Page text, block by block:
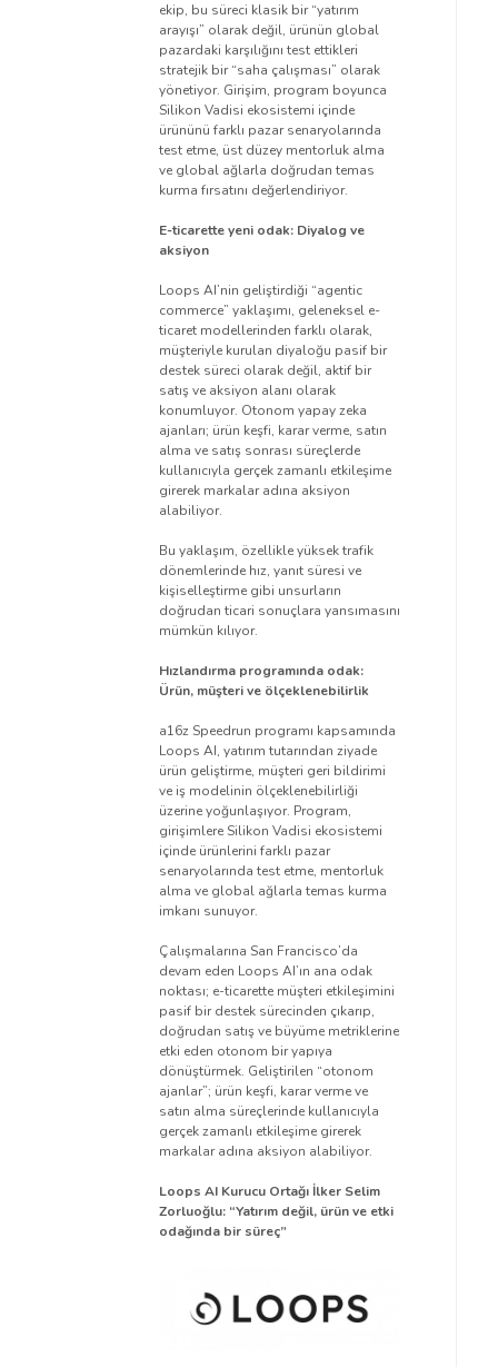
ekip, bu süreci klasik bir “yatırım
arayışı” olarak değil, ürünün global
pazardaki karşılığını test ettikleri
stratejik bir “saha çalışması” olarak
yönetiyor. Girişim, program boyunca
Silikon Vadisi ekosistemi içinde
ürününü farklı pazar senaryolarında
test etme, üst düzey mentorluk alma
ve global ağlarla doğrudan temas
kurma fırsatını değerlendiriyor.
E-ticarette yeni odak: Diyalog ve
aksiyon
Loops AI’nin geliştirdiği “agentic
commerce” yaklaşımı, geleneksel e-
ticaret modellerinden farklı olarak,
müşteriyle kurulan diyaloğu pasif bir
destek süreci olarak değil, aktif bir
satış ve aksiyon alanı olarak
konumluyor. Otonom yapay zeka
ajanları; ürün keşfi, karar verme, satın
alma ve satış sonrası süreçlerde
kullanıcıyla gerçek zamanlı etkileşime
girerek markalar adına aksiyon
alabiliyor.
Bu yaklaşım, özellikle yüksek trafik
dönemlerinde hız, yanıt süresi ve
kişiselleştirme gibi unsurların
doğrudan ticari sonuçlara yansımasını
mümkün kılıyor.
Hızlandırma programında odak:
Ürün, müşteri ve ölçeklenebilirlik
a16z Speedrun programı kapsamında
Loops AI, yatırım tutarından ziyade
ürün geliştirme, müşteri geri bildirimi
ve iş modelinin ölçeklenebilirliği
üzerine yoğunlaşıyor. Program,
girişimlere Silikon Vadisi ekosistemi
içinde ürünlerini farklı pazar
senaryolarında test etme, mentorluk
alma ve global ağlarla temas kurma
imkanı sunuyor.
Çalışmalarına San Francisco’da
devam eden Loops AI’ın ana odak
noktası; e-ticarette müşteri etkileşimini
pasif bir destek sürecinden çıkarıp,
doğrudan satış ve büyüme metriklerine
etki eden otonom bir yapıya
dönüştürmek. Geliştirilen “otonom
ajanlar”; ürün keşfi, karar verme ve
satın alma süreçlerinde kullanıcıyla
gerçek zamanlı etkileşime girerek
markalar adına aksiyon alabiliyor.
Loops AI Kurucu Ortağı İlker Selim
Zorluoğlu: “Yatırım değil, ürün ve etki
odağında bir süreç”